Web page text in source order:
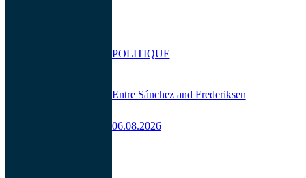
Entre Sánchez and Frederiksen
06.08.2026
POLITIQUE